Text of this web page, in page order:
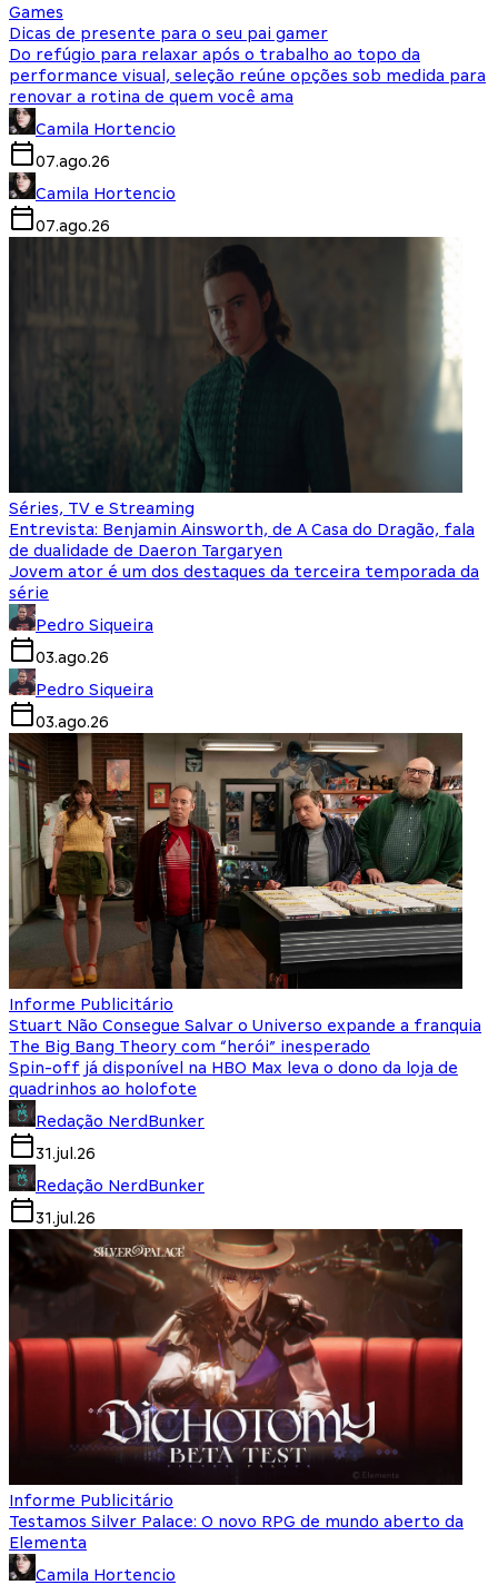
Games
Dicas de presente para o seu pai gamer
Do refúgio para relaxar após o trabalho ao topo da
performance visual, seleção reúne opções sob medida para
renovar a rotina de quem você ama
Camila Hortencio
07.ago.26
Camila Hortencio
07.ago.26
Séries, TV e Streaming
Entrevista: Benjamin Ainsworth, de A Casa do Dragão, fala
de dualidade de Daeron Targaryen
Jovem ator é um dos destaques da terceira temporada da
série
Pedro Siqueira
03.ago.26
Pedro Siqueira
03.ago.26
Informe Publicitário
Stuart Não Consegue Salvar o Universo expande a franquia
The Big Bang Theory com “herói” inesperado
Spin-off já disponível na HBO Max leva o dono da loja de
quadrinhos ao holofote
Redação NerdBunker
31.jul.26
Redação NerdBunker
31.jul.26
Informe Publicitário
Testamos Silver Palace: O novo RPG de mundo aberto da
Elementa
Camila Hortencio